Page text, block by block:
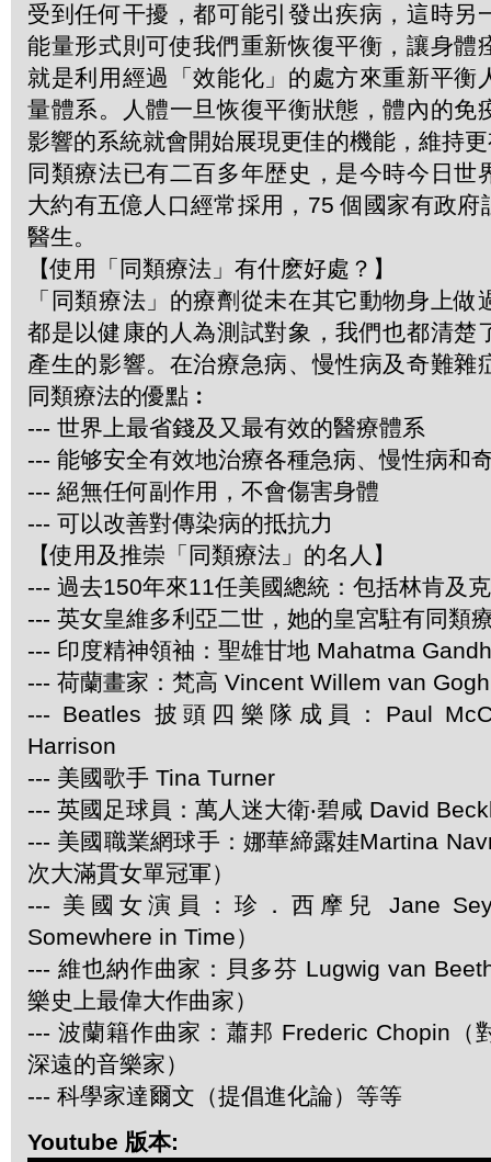
受到任何干擾，都可能引發出疾病，這時另
能量形式則可使我們重新恢復平衡，讓身體
就是利用經過「效能化」的處方來重新平衡
量體系。人體一旦恢復平衡狀態，體內的免
影響的系統就會開始展現更佳的機能，維持
同類療法已有二百多年歴史，是今時今日世
大約有五億人口經常採用，75 個國家有政府
醫生。
【使用「同類療法」有什麽好處？】
「同類療法」的療劑從未在其它動物身上做
都是以健康的人為測試對象，我們也都清楚
產生的影響。在治療急病、慢性病及奇難雜
同類療法的優點︰
--- 世界上最省錢及又最有效的醫療體系
--- 能够安全有效地治療各種急病、慢性病和
--- 絕無任何副作用，不會傷害身體
--- 可以改善對傳染病的抵抗力
【使用及推崇「同類療法」的名人】
--- 過去150年來11任美國總統：包括林肯及
--- 英女皇維多利亞二世，她的皇宮駐有同類
--- 印度精神領袖：聖雄甘地 Mahatma
--- 荷蘭畫家：梵高 Vincent Willem van Gogh
--- Beatles 披頭四樂隊成員：Paul
Harrison
--- 美國歌手 Tina Turner
--- 英國足球員：萬人迷大衛‧碧咸 David
--- 美國職業網球手：娜華締露娃Martina
次大滿貫女單冠軍）
--- 美國女演員：珍．西摩兒 Jane
Somewhere in Time）
--- 維也納作曲家：貝多芬 Lugwig van
樂史上最偉大作曲家）
--- 波蘭籍作曲家：蕭邦 Frederic Chopin（
深遠的音樂家）
--- 科學家達爾文（提倡進化論）等等
Youtube 版本: